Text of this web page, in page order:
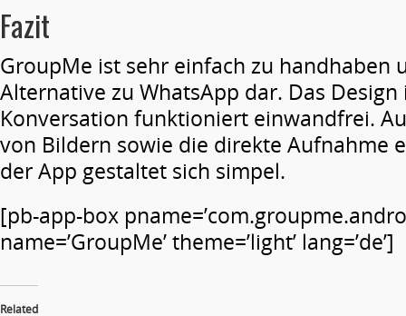
Fazit
GroupMe ist sehr einfach zu handhaben
Alternative zu WhatsApp dar. Das
Konversation funktioniert einwandfrei.
von Bildern sowie die direkte Aufnahme
der App gestaltet sich simpel.
[pb-app-box
name=’GroupMe’ theme=’light’ lang=’de’]
Related